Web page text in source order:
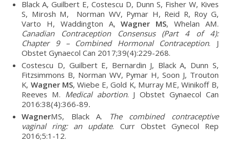
Black A, Guilbert E, Costescu D, Dunn S, Fisher W, Kives
S, Mirosh M, Norman WV, Pymar H, Reid R, Roy G,
Varto H, Waddington A,Wagner MS, Whelan AM.
Canadian Contraception Consensus (Part 4 of 4):
Chapter 9 – Combined Hormonal Contraception. J
Obstet Gynaecol Can 2017;39(4):229-268.
Costescu D, Guilbert E, Bernardin J, Black A, Dunn S,
Fitzsimmons B, Norman WV, Pymar H, Soon J, Trouton
K, Wagner MS, Wiebe E, Gold K, Murray ME, Winikoff B,
Reeves M. Medical abortion. J Obstet Gynaecol Can
2016:38(4):366-89.
WagnerMS, Black A.
The combined contraceptive
vaginal ring: an update. Curr Obstet Gynecol Rep
2016;5:1-12.